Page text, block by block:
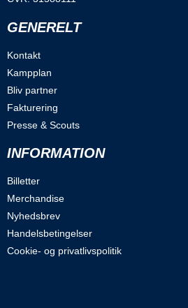
GENERELT
Kontakt
Kampplan
Bliv partner
Fakturering
Presse & Scouts
INFORMATION
Billetter
Merchandise
Nyhedsbrev
Handelsbetingelser
Cookie- og privatlivspolitik